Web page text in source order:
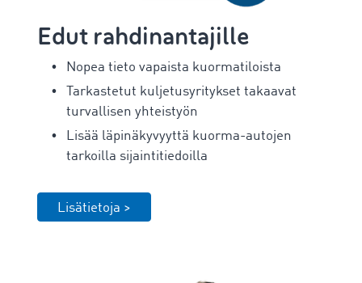
Edut rahdinantajille
Nopea tieto vapaista kuormatiloista
Tarkastetut kuljetusyritykset takaavat
turvallisen yhteistyön
Lisää läpinäkyvyyttä kuorma-autojen
tarkoilla sijaintitiedoilla
Lisätietoja >